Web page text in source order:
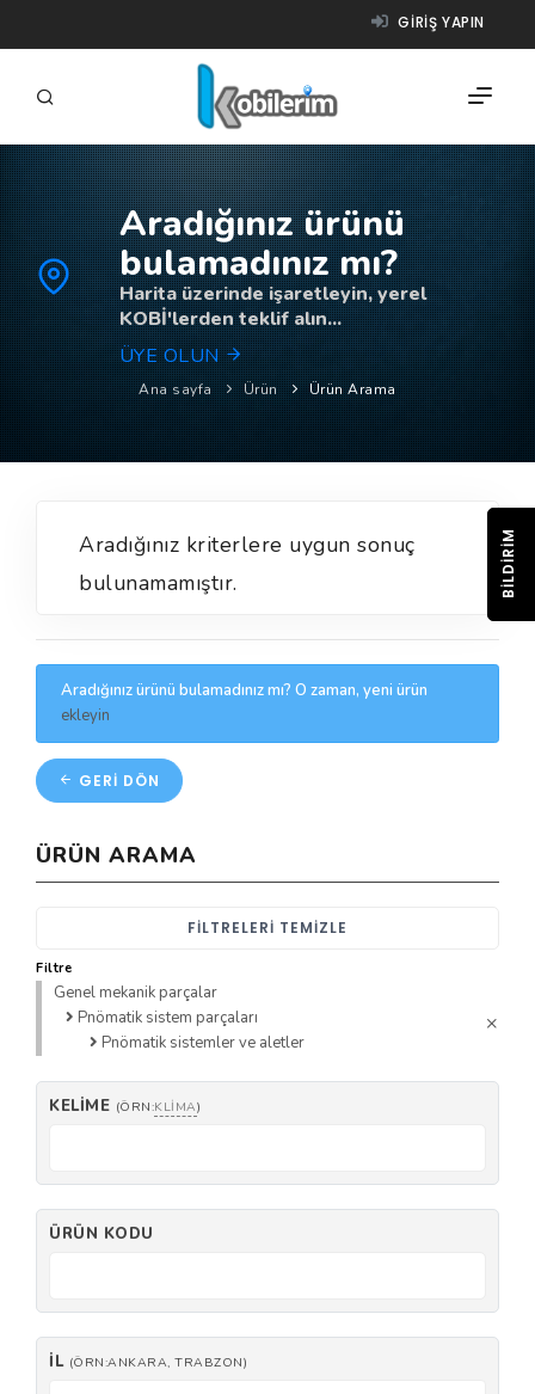
GIRIŞ YAPIN
FIRMALAR
ÜRÜNLER
NASIL ÇALIŞIR?
YARDIM
Aradığınız ürünü
bulamadınız mı?
Harita üzerinde işaretleyin, yerel
KOBİ'lerden teklif alın...
ÜYE OLUN
Ana sayfa Ürün Ürün Arama
Aradığınız kriterlere uygun sonuç
bulunamamıştır.
Aradığınız ürünü bulamadınız mı? O zaman, yeni ürün
ekleyin
GERI DÖN
ÜRÜN ARAMA
FILTRELERI TEMIZLE
Filtre
Genel mekanik parçalar
Pnömatik sistem parçaları
Pnömatik sistemler ve aletler
KELIME (ÖRN:KLIMA)
ÜRÜN KODU
İL (ÖRN:ANKARA, TRABZON)
BILDIRIM